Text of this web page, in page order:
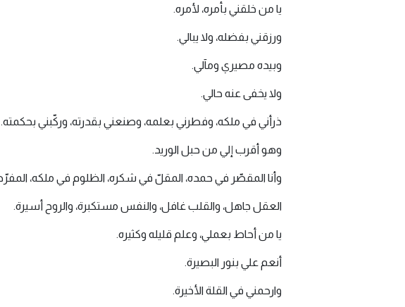
يا من خلقني بأمره، لأمره.
ورزقني بفضله، ولا يبالي.
وبيده مصيري ومآلي.
ولا يخفى عنه حالي.
ذرأني في ملكه، وفطرني بعلمه، وصنعني بقدرته، وركّبني بحكمته.
وهو أقرب إلي من حبل الوريد.
وأنا المقصّر في حمده، المقلّ في شكره، الظلوم في ملكه،
العقل جاهل، والقلب غافل، والنفس مستكبرة، والروح أسيرة.
يا من أحاط بعملي، وعلم قليله وكثيره.
أنعم علي بنور البصيرة.
وارحمني في القلة الأخيرة.